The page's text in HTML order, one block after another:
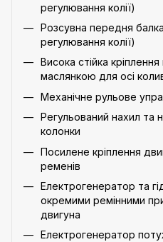
регулювання колії)
Розсувна передня
регулювання колії)
Висока стійка
маслянкою для осі
Механічне рульове
Регульований нахил та
колонки
Посилене кріплення
ременів
Електрогенератор та
окремими ремінними
двигуна
Електрогенератор